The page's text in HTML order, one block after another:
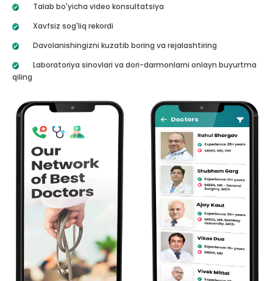
Talab bo'yicha video konsultatsiya
Xavfsiz sog'liq rekordi
Davolanishingizni kuzatib boring va rejalashtiring
Laboratoriya sinovlari va dori-darmonlarni onlayn buyurtma
qiling